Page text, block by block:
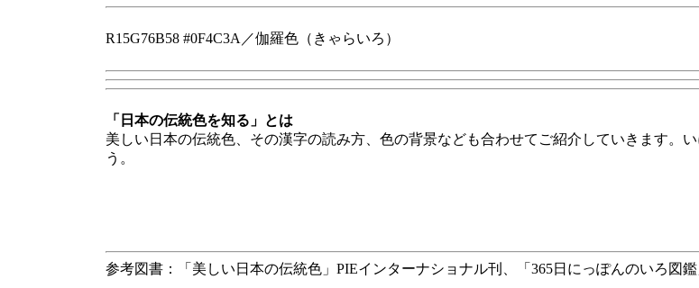
R15G76B58 #0F4C3A／伽羅色（きゃらいろ）
「日本の伝統色を知る」とは
美しい日本の伝統色、その漢字の読み方、色の背景なども合わせてご紹介していきます。
う。
参考図書：「美しい日本の伝統色」PIEインターナショナル刊、「365日にっぽんのいろ図